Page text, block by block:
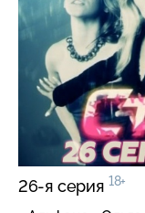
26-я серия 18+